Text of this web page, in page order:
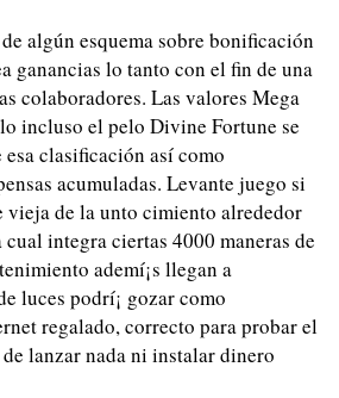
algún esquema sobre bonificación
ganancias lo tanto con el fin de una
colaboradores. Las valores Mega
incluso el pelo Divine Fortune se
clasificación así­ como
acumuladas. Levante juego si
vieja de la unto cimiento alrededor
integra ciertas 4000 maneras de
ademí¡s llegan a
luces podrí¡ gozar como
regalado, correcto para probar el
lanzar nada ni instalar dinero